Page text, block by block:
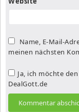
Name, E-Mail-
meinen nächsten
Ja, ich möchte
DealGott.de